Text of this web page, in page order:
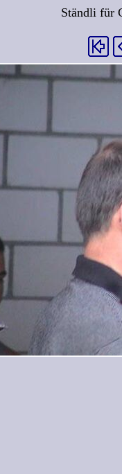
Ständli für